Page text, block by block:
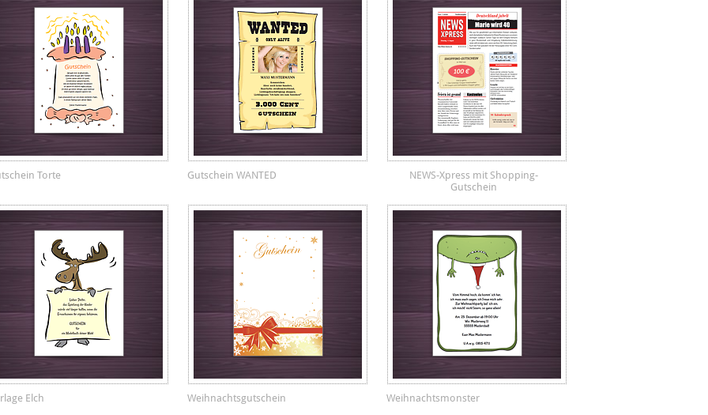
Torte Gutschein WANTED
NEWS-Xpress mit Shopping-
Gutschein
Elch Weihnachtsgutschein Weihnachtsmonster